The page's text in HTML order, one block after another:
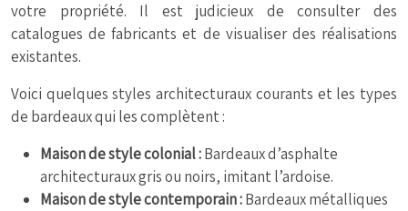
votre propriété. Il est judicieux de consulter des
catalogues de fabricants et de visualiser des réalisations
existantes.
Voici quelques styles architecturaux courants et les types
de bardeaux qui les complètent :
Maison de style colonial :Bardeaux d’asphalte
architecturaux gris ou noirs, imitant l’ardoise.
Maison de style contemporain :Bardeaux métalliques